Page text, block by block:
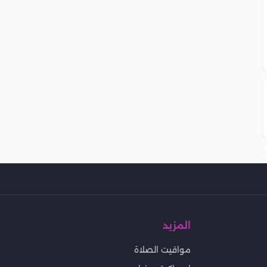
المزيد
مواقيت الصلاة